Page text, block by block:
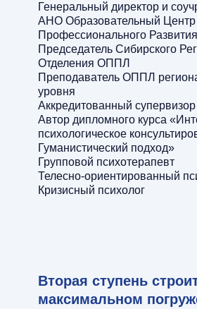
Генеральный директор и
АНО Образовательный Центр
Профессионального
Председатель Сибирского
Отделения ОППЛ
Преподаватель ОППЛ
уровня
Аккредитованный
Автор дипломного курса
психологическое
Гуманистический подход»
Групповой психотерапевт
Телесно-ориентированный
Кризисный психолог
Вторая ступень
максимальном